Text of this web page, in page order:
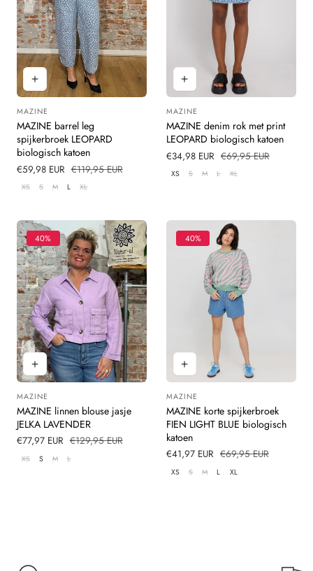
Leverancier:
MAZINE
MAZINE barrel leg
spijkerbroek LEOPARD
biologisch katoen
Verkoopprijs
€59,98 EUR Normale
prijs
€119,95 EUR
XS S M L XL
Leverancier:
MAZINE
MAZINE denim rok met print
LEOPARD biologisch katoen
Verkoopprijs
€34,98 EUR Normale
prijs
€69,95 EUR
XS S M L XL
40%
Leverancier:
MAZINE
MAZINE linnen blouse jasje
JELKA LAVENDER
Verkoopprijs
€77,97 EUR Normale
€129,95 EUR
XS S M L
40%
Leverancier:
MAZINE
MAZINE korte spijkerbroek
FIEN LIGHT BLUE biologisch
katoen
Verkoopprijs
€41,97 EUR Normale
prijs
€69,95 EUR
XS S M L XL